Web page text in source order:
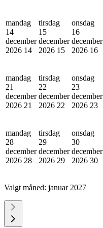
mandag
14
december
2026 14
tirsdag
15
december
2026 15
onsdag
16
december
2026 16
mandag
21
december
2026 21
tirsdag
22
december
2026 22
onsdag
23
december
2026 23
mandag
28
december
2026 28
tirsdag
29
december
2026 29
onsdag
30
december
2026 30
Valgt måned: januar 2027